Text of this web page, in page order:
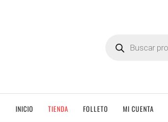
productos
INICIO TIENDA FOLLETO MI CUENTA